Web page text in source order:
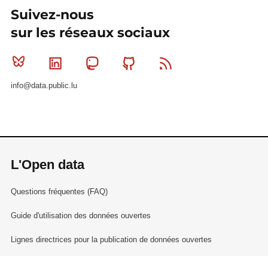
Suivez-nous
sur les réseaux sociaux
Bluesky Linkedin MastodonGithub
info@data.public.lu
L'Open data
Questions fréquentes (FAQ)
Guide d'utilisation des données ouvertes
Lignes directrices pour la publication de données ouvertes